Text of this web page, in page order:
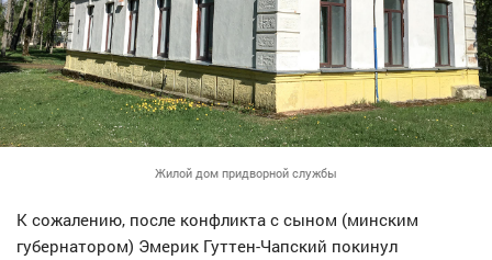
Жилой дом придворной службы
К сожалению, после конфликта с сыном (минским
губернатором) Эмерик Гуттен-Чапский покинул